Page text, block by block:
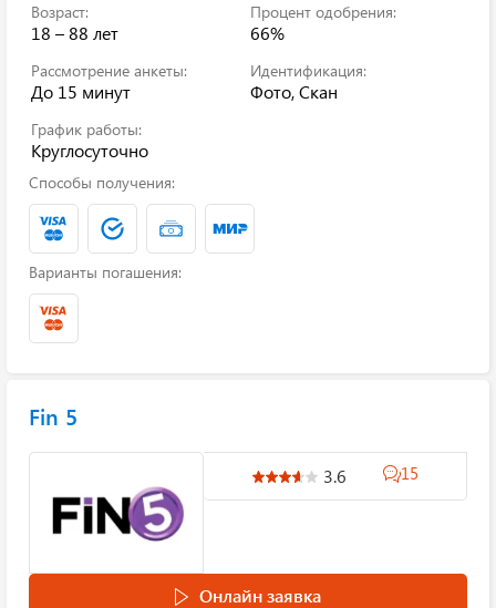
Возраст:
18 – 88 лет
Процент одобрения:
66%
Рассмотрение анкеты:
До 15 минут
Идентификация:
Фото, Скан
График работы:
Круглосуточно
Способы получения:
Варианты погашения:
Fin 5
3.6 15
Онлайн заявка